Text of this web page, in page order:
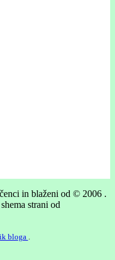
in blaženi od © 2006 .
strani od
bloga